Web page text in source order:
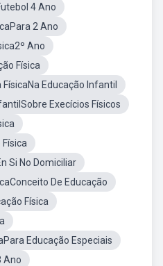
4 Ano
2 Ano
Ano
Física
Educação Infantil
Execícios Físicos
Si No Domiciliar
De Educação
Física
Educação Especiais
Ano